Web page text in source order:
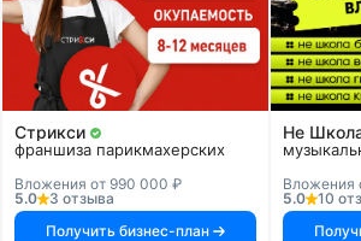
Стрикси
франшиза парикмахерских
Вложения от 990 000 ₽
5.0
3 отзыва
Получить бизнес-план
Вложения
5.0
10